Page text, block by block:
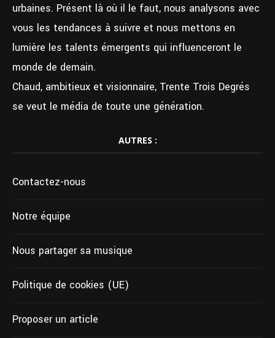
urbaines. Présent là où il le faut, nous analysons avec
vous les tendances à suivre et nous mettons en
lumière les talents émergents qui influenceront le
monde de demain.
Chaud, ambitieux et visionnaire, Trente Trois Degrés
se veut le média de toute une génération.
AUTRES :
Contactez-nous
Notre équipe
Nous partager sa musique
Politique de cookies (UE)
Proposer un article